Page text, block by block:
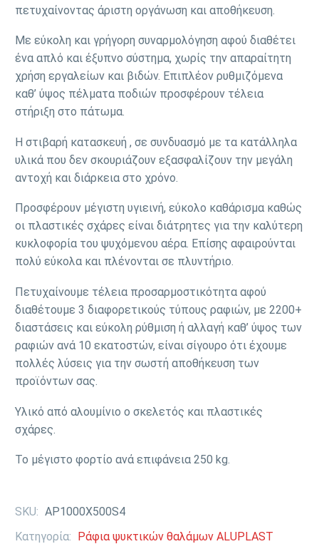
πετυχαίνοντας άριστη οργάνωση και αποθήκευση.
Με εύκολη και γρήγορη συναρμολόγηση αφού διαθέτει
ένα απλό και έξυπνο σύστημα, χωρίς την απαραίτητη
χρήση εργαλείων και βιδών. Επιπλέον ρυθμιζόμενα
καθ’ ύψος πέλματα ποδιών προσφέρουν τέλεια
στήριξη στο πάτωμα.
Η στιβαρή κατασκευή , σε συνδυασμό με τα κατάλληλα
υλικά που δεν σκουριάζουν εξασφαλίζουν την μεγάλη
αντοχή και διάρκεια στο χρόνο.
Προσφέρουν μέγιστη υγιεινή, εύκολο καθάρισμα καθώς
οι πλαστικές σχάρες είναι διάτρητες για την καλύτερη
κυκλοφορία του ψυχόμενου αέρα. Επίσης αφαιρούνται
πολύ εύκολα και πλένονται σε πλυντήριο.
Πετυχαίνουμε τέλεια προσαρμοστικότητα αφού
διαθέτουμε 3 διαφορετικούς τύπους ραφιών, με 2200+
διαστάσεις και εύκολη ρύθμιση ή αλλαγή καθ’ ύψος των
ραφιών ανά 10 εκατοστών, είναι σίγουρο ότι έχουμε
πολλές λύσεις για την σωστή αποθήκευση των
προϊόντων σας.
Υλικό από αλουμίνιο ο σκελετός και πλαστικές
σχάρες.
Το μέγιστο φορτίο ανά επιφάνεια 250 kg.
SKU: AP1000X500S4
Κατηγορία: Ράφια ψυκτικών θαλάμων ALUPLAST